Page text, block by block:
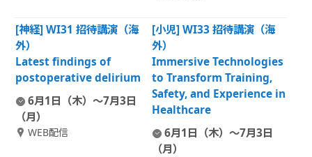
[神経] WI31 招待講演（海
外）
Latest findings of
postoperative delirium
6月1日（木）～7月3日
（月）
WEB配信
[小児] WI33 招待講演（海
外）
Immersive Technologies
to Transform Training,
Safety, and Experience in
Healthcare
6月1日（木）～7月3日
（月）